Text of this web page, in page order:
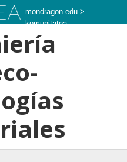
mondragon.edu >
komunitatea